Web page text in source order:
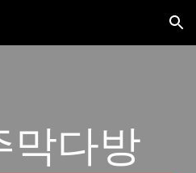
Skip to navigation
막다방